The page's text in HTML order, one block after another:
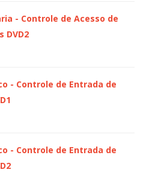
- Controle de Acesso de
DVD2
- Controle de Entrada de
- Controle de Entrada de